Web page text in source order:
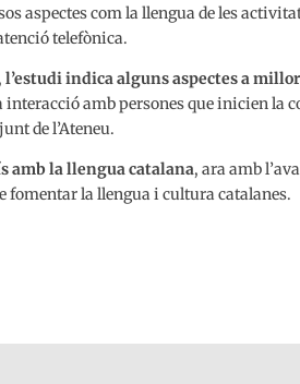
aspectes com la llengua de les
telefònica.
l’estudi indica alguns aspectes a
amb persones que inicien la
de l’Ateneu.
amb la llengua catalana, ara amb
fomentar la llengua i cultura catalanes.